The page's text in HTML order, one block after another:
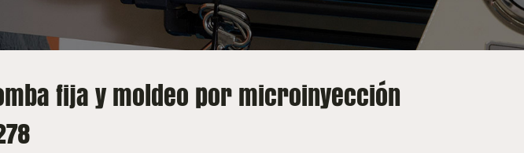
fija y moldeo por microinyección